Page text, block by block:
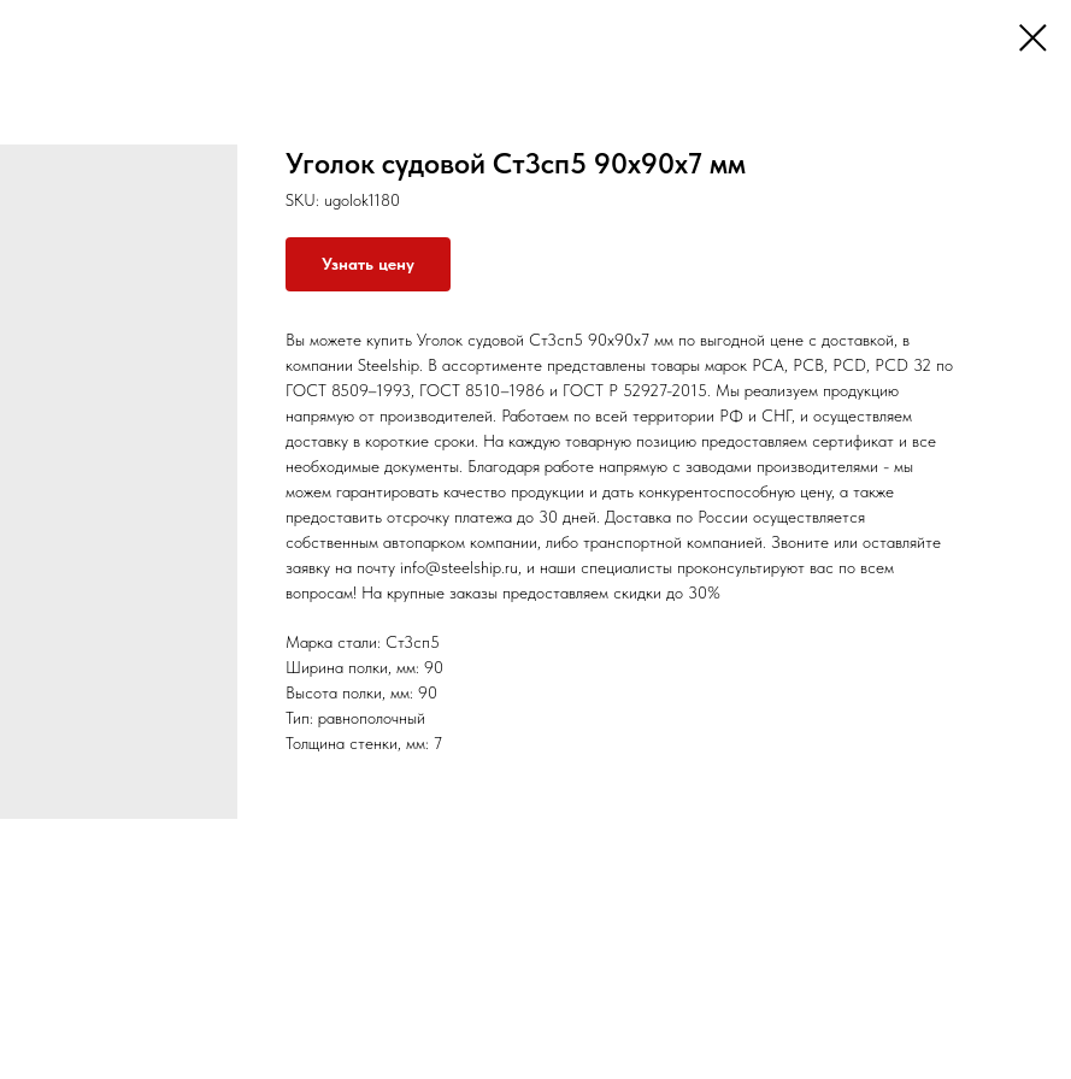
Уголок судовой Ст3сп5 90х90х7 мм
SKU: ugolok1180
Узнать цену
Вы можете купить Уголок судовой Ст3сп5 90х90х7 мм по выгодной цене с доставкой, в
компании Steelship. В ассортименте представлены товары марок РСА, РСВ, РСD, РСD 32 по
ГОСТ 8509–1993, ГОСТ 8510–1986 и ГОСТ Р 52927-2015. Мы реализуем продукцию
напрямую от производителей. Работаем по всей территории РФ и СНГ, и осуществляем
доставку в короткие сроки. На каждую товарную позицию предоставляем сертификат и все
необходимые документы. Благодаря работе напрямую с заводами производителями - мы
можем гарантировать качество продукции и дать конкурентоспособную цену, а также
предоставить отсрочку платежа до 30 дней. Доставка по России осуществляется
собственным автопарком компании, либо транспортной компанией. Звоните или оставляйте
заявку на почту info@steelship.ru, и наши специалисты проконсультируют вас по всем
вопросам! На крупные заказы предоставляем скидки до 30%
Марка стали: Ст3сп5
Ширина полки, мм: 90
Высота полки, мм: 90
Тип: равнополочный
Толщина стенки, мм: 7